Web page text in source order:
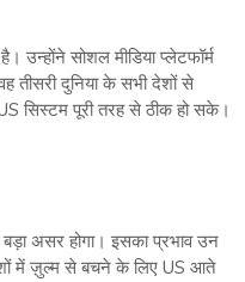
उन्होंने सोशल मीडिया प्लेटफॉर्म
तीसरी दुनिया के सभी देशों से
सिस्टम पूरी तरह से ठीक हो सके।
असर होगा। इसका प्रभाव उन
में ज़ुल्म से बचने के लिए US आते